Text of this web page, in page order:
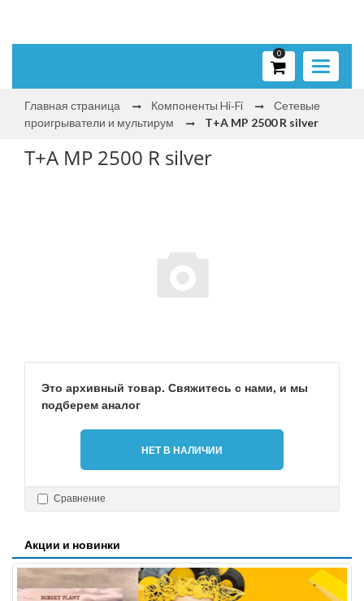
Toggle
0
Главная страница Компоненты Hi‑Fi
Сетевые
проигрыватели и мультирум
T+A MP 2500 R silver
T+A MP 2500 R silver
Это архивный товар. Свяжитесь с нами, и мы
подберем аналог
НЕТ В НАЛИЧИИ
Сравнение
Акции и новинки